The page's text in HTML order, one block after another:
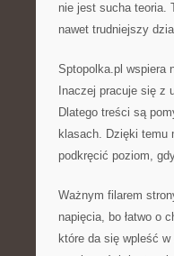
nie jest sucha teoria.
nawet trudniejszy
Sptopolka.pl wspiera
Inaczej pracuje się
Dlatego treści są
klasach. Dzięki temu
podkręcić poziom,
Ważnym filarem
napięcia, bo łatwo o
które da się wpleść